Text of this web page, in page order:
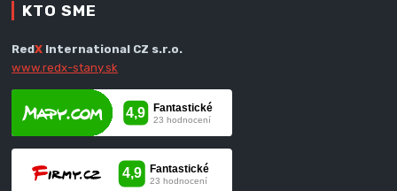
KTO SME
RedX International CZ s.r.o.
www.redx-stany.sk